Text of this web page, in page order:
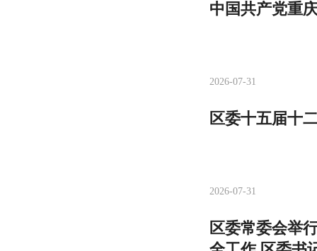
中国共产党重
2026-07-31
区委十五届十
2026-07-31
区委常委会举